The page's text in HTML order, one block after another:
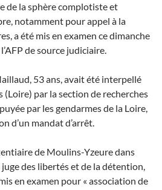
de la sphère complotiste et
notamment pour appel à la
a été mis en examen ce dimanche
de source judiciaire.
53 ans, avait été interpellé
par la section de recherches
par les gendarmes de la Loire,
d’un mandat d’arrêt.
de Moulins-Yzeure dans
des libertés et de la détention,
en examen pour « association de